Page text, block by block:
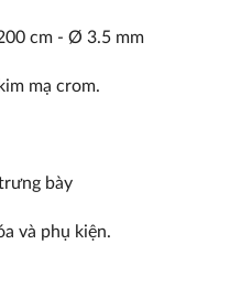
cm - Ø 3.5 mm
mạ crom.
bày
và phụ kiện.